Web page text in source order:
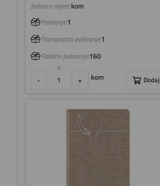
Jedinica mjere: kom
Pakiranje:1
Transportno pakiranje:1
Paletno pakiranje:160
- + kom Dodaj